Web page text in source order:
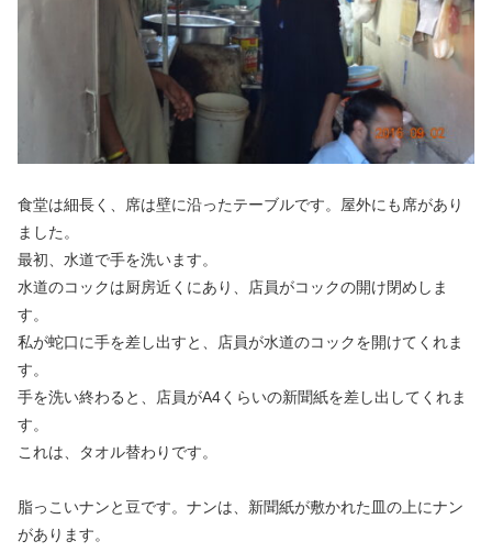
食堂は細長く、席は壁に沿ったテーブルです。屋外にも席があり
ました。
最初、水道で手を洗います。
水道のコックは厨房近くにあり、店員がコックの開け閉めしま
す。
私が蛇口に手を差し出すと、店員が水道のコックを開けてくれま
す。
手を洗い終わると、店員がA4くらいの新聞紙を差し出してくれま
す。
これは、タオル替わりです。
脂っこいナンと豆です。ナンは、新聞紙が敷かれた皿の上にナン
があります。